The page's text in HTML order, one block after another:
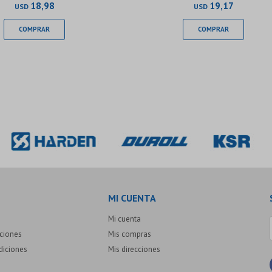
USD 18,98 USD 19,17
MI CUENTA
Mi cuenta
Mis compras
Mis direcciones